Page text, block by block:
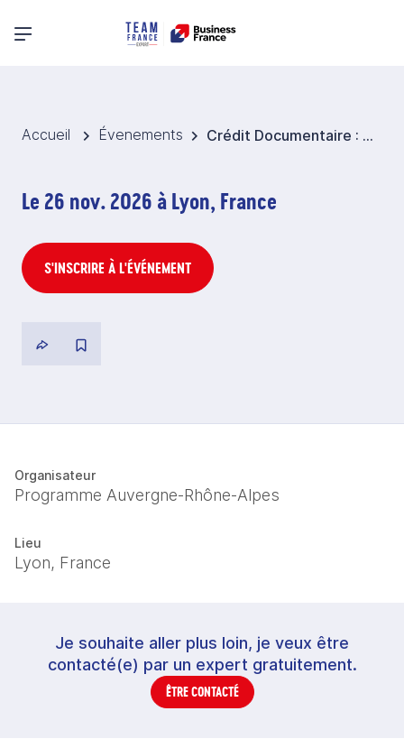
Menu principal
Accueil Évenements Crédit Documentaire : Perfectionnement et pratique
Le 26 nov. 2026 à Lyon, France
S'INSCRIRE À L'ÉVÉNEMENT
Organisateur
Programme Auvergne-Rhône-Alpes
Lieu
Lyon, France
Je souhaite aller plus loin, je veux être
contacté(e) par un expert gratuitement.
ÊTRE CONTACTÉ